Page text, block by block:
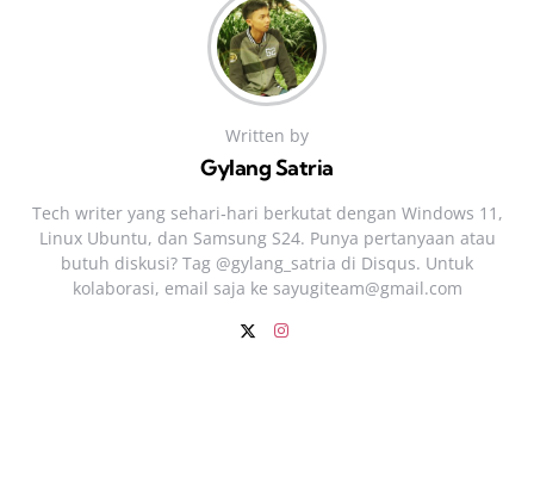
Written by
Gylang Satria
Tech writer yang sehari‑hari berkutat dengan Windows 11,
Linux Ubuntu, dan Samsung S24. Punya pertanyaan atau
butuh diskusi? Tag @gylang_satria di Disqus. Untuk
kolaborasi, email saja ke sayugiteam@gmail.com